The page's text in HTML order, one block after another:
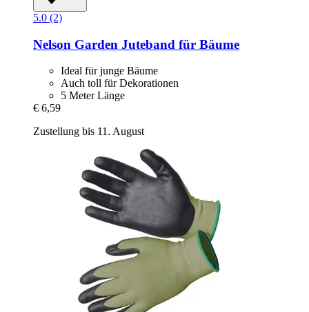
5.0 (2)
Nelson Garden Juteband für Bäume
Ideal für junge Bäume
Auch toll für Dekorationen
5 Meter Länge
€ 6,59
Zustellung bis 11. August